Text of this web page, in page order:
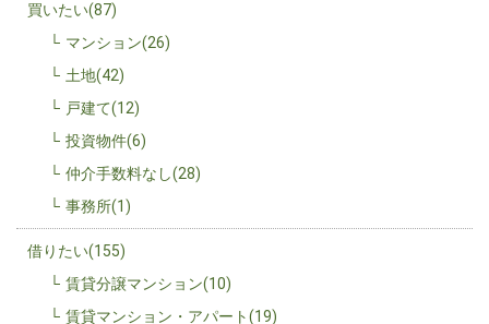
買いたい(87)
マンション(26)
土地(42)
戸建て(12)
投資物件(6)
仲介手数料なし(28)
事務所(1)
借りたい(155)
賃貸分譲マンション(10)
賃貸マンション・アパート(19)